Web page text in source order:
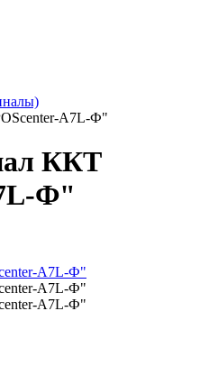
A7L-Ф"
ККТ
Ф"